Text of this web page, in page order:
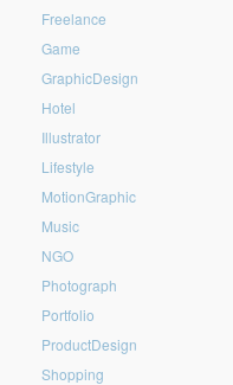
Freelance
Game
GraphicDesign
Hotel
Illustrator
Lifestyle
MotionGraphic
Music
NGO
Photograph
Portfolio
ProductDesign
Shopping